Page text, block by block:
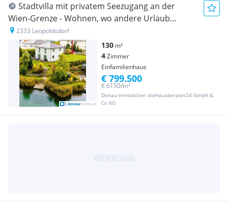
Stadtvilla mit privatem Seezugang an der
Wien-Grenze - Wohnen, wo andere Urlaub
machen
2333 Leopoldsdorf
130 m²
4Zimmer
Einfamilienhaus
Donau-Immobilien dieHausberater24 GmbH &
Co KG
€ 6150/m²
€ 799.500